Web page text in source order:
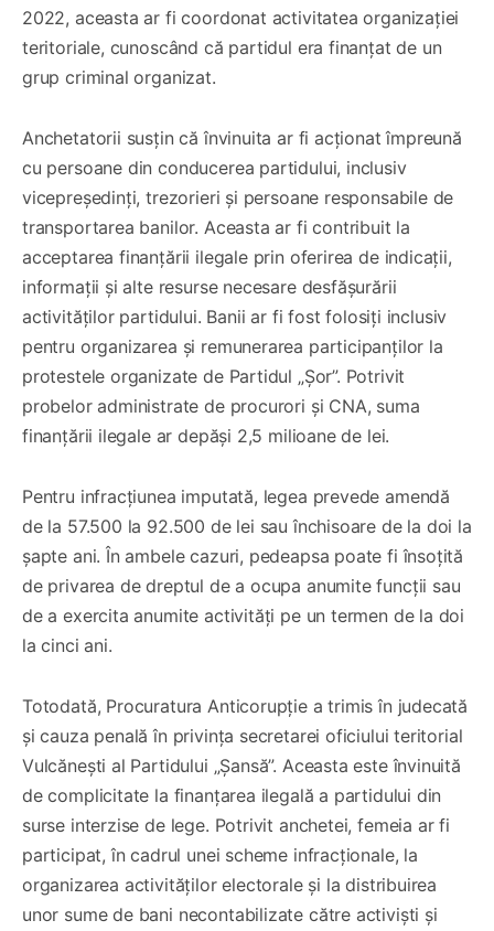
2022, aceasta ar fi coordonat activitatea organizației
teritoriale, cunoscând că partidul era finanțat de un
grup criminal organizat.
Anchetatorii susțin că învinuita ar fi acționat împreună
cu persoane din conducerea partidului, inclusiv
vicepreședinți, trezorieri și persoane responsabile de
transportarea banilor. Aceasta ar fi contribuit la
acceptarea finanțării ilegale prin oferirea de indicații,
informații și alte resurse necesare desfășurării
activităților partidului. Banii ar fi fost folosiți inclusiv
pentru organizarea și remunerarea participanților la
protestele organizate de Partidul „Șor”. Potrivit
probelor administrate de procurori și CNA, suma
finanțării ilegale ar depăși 2,5 milioane de lei.
Pentru infracțiunea imputată, legea prevede amendă
de la 57.500 la 92.500 de lei sau închisoare de la doi la
șapte ani. În ambele cazuri, pedeapsa poate fi însoțită
de privarea de dreptul de a ocupa anumite funcții sau
de a exercita anumite activități pe un termen de la doi
la cinci ani.
Totodată, Procuratura Anticorupție a trimis în judecată
și cauza penală în privința secretarei oficiului teritorial
Vulcănești al Partidului „Șansă”. Aceasta este învinuită
de complicitate la finanțarea ilegală a partidului din
surse interzise de lege. Potrivit anchetei, femeia ar fi
participat, în cadrul unei scheme infracționale, la
organizarea activităților electorale și la distribuirea
unor sume de bani necontabilizate către activiști și